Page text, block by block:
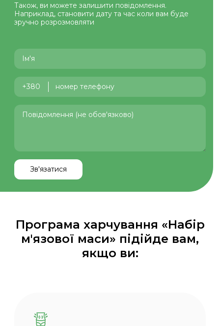
Також, ви можете залишити повiдомлення.
Наприклад, становити дату та час коли вам буде
зручно розрозмовляти
+380
Програма харчування «Набір
м'язової маси» підійде вам,
якщо ви: